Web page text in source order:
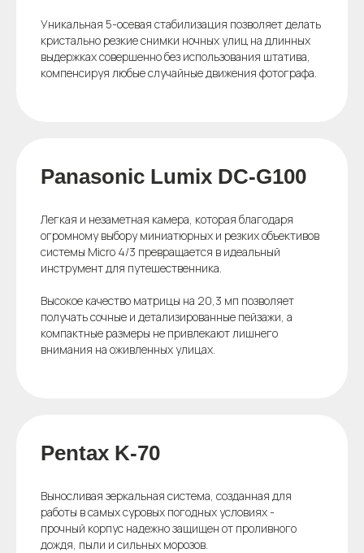
Уникальная 5-осевая стабилизация позволяет делать
кристально резкие снимки ночных улиц на длинных
выдержках совершенно без использования штатива,
компенсируя любые случайные движения фотографа.
Panasonic Lumix DC-G100
Легкая и незаметная камера, которая благодаря
огромному выбору миниатюрных и резких объективов
системы Micro 4/3 превращается в идеальный
инструмент для путешественника.
Высокое качество матрицы на 20,3 мп позволяет
получать сочные и детализированные пейзажи, а
компактные размеры не привлекают лишнего
внимания на оживленных улицах.
Pentax K-70
Выносливая зеркальная система, созданная для
работы в самых суровых погодных условиях -
прочный корпус надежно защищен от проливного
дождя, пыли и сильных морозов.